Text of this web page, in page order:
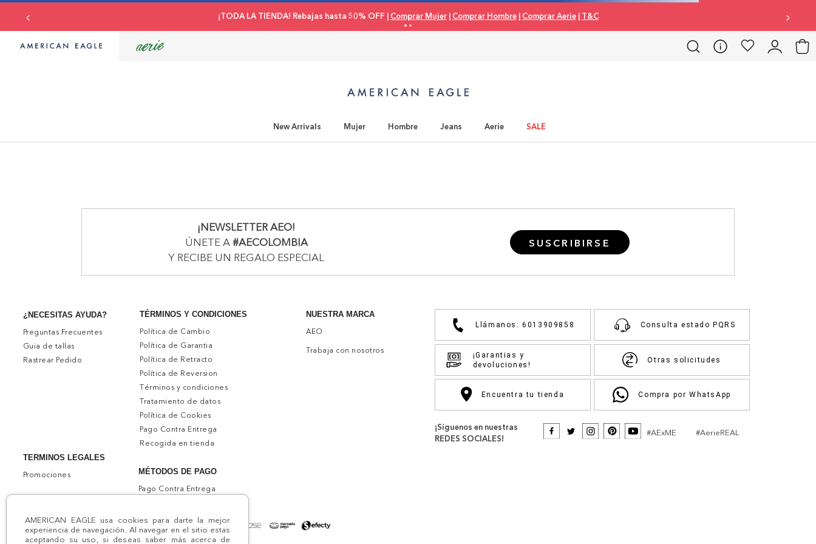
AMERICAN EAGLE usa cookies para darte la mejor
experiencia de navegación. Al navegar en el sitio estas
aceptando su uso, si deseas saber más acerca de
¡TODA LA TIENDA! Rebajas hasta 50% OFF | Comprar Mujer| Comprar Hombre| Comprar Aerie| T&C
New Arrivals Mujer Hombre Jeans Aerie SALE
¡NEWSLETTER AEO!
ÚNETE A #AECOLOMBIA
Y RECIBE UN REGALO ESPECIAL
SUSCRIBIRSE
¿NECESITAS AYUDA?
Preguntas Frecuentes
Guia de tallas
Rastrear Pedido
TERMINOS LEGALES
Promociones
TÉRMINOS Y CONDICIONES
Política de Cambio
Política de Garantia
Política de Retracto
Política de Reversion
Términos y condiciones
Tratamiento de datos
Política de Cookies
Pago Contra Entrega
Recogida en tienda
NUESTRA MARCA
AEO
Trabaja con nosotros
MÉTODOS DE PAGO
Pago Contra Entrega
Llámanos: 6013909858 Consulta estado PQRS
¡Garantias y
devoluciones!
Otras solicitudes
Encuentra tu tienda Compra por WhatsApp
¡Síguenos en nuestras
REDES SOCIALES!
#AExME #AerieREAL